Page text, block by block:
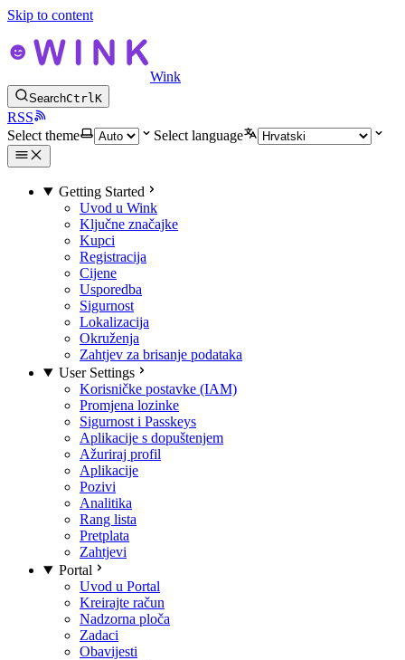
Skip to content
Wink
SearchCtrlK
RSS
Select theme
Select language
Getting Started
Uvod u Wink
Ključne značajke
Kupci
Registracija
Cijene
Usporedba
Sigurnost
Lokalizacija
Okruženja
Zahtjev za brisanje podataka
User Settings
Korisničke postavke (IAM)
Promjena lozinke
Sigurnost i Passkeys
Aplikacije s dopuštenjem
Ažuriraj profil
Aplikacije
Pozivi
Analitika
Rang lista
Pretplata
Zahtjevi
Portal
Uvod u Portal
Kreirajte račun
Nadzorna ploča
Zadaci
Obavijesti